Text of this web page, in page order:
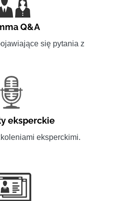
Q&A
się pytania z
eksperckie
eksperckimi.